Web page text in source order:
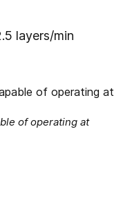
layers/min
of operating at